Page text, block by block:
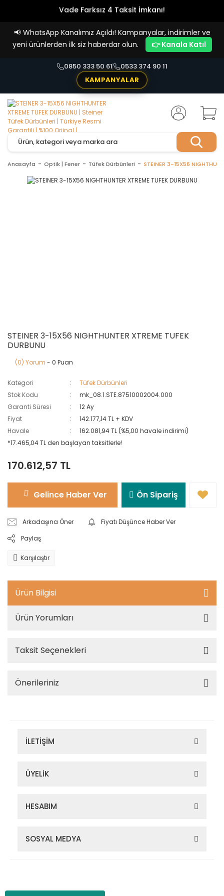
Vade Farksız 4 Taksit İmkanı!
📢 WhatsApp Kanalımız Açıldı! Kampanyalar, indirimler ve
yeni ürünlerden ilk siz haberdar olun.
👉 Kanala Katıl
0850 333 50 61
0533 374 90 11
KAMPANYALAR
Anasayfa Optik | Fener Tüfek Dürbünleri STEINER 3-15X56
STEINER 3-15X56 NIGHTHUNTER XTREME TUFEK
DURBUNU
(0) Yorum - 0 Puan
Kategori
Tüfek Dürbünleri
Stok Kodu
mk_08.1.STE.87510002004.000
Garanti Süresi
12 Ay
Fiyat
142.177,14 TL + KDV
Havale
162.081,94 TL (%5,00 havale indirimi)
*17.465,04 TL den başlayan taksitlerle!
170.612,57 TL
Gelince Haber Ver Ön Sipariş
Arkadaşına Öner
Fiyatı Düşünce Haber Ver
Paylaş
Karşılaştır
Ürün Bilgisi
Ürün Yorumları
Taksit Seçenekleri
Önerileriniz
İLETİŞİM
ÜYELİK
HESABIM
SOSYAL MEDYA